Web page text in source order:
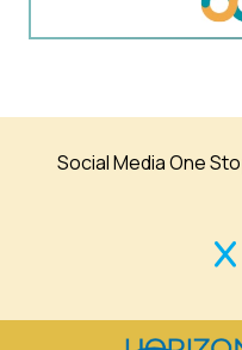
Social Media One